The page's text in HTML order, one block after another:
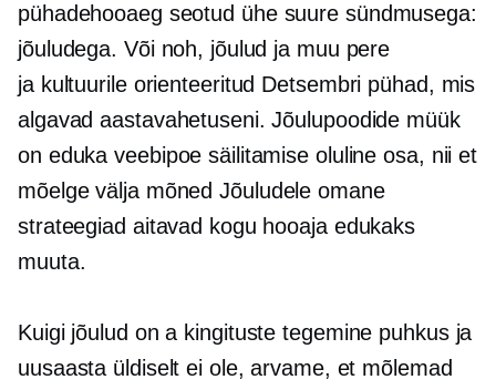
pühadehooaeg seotud ühe suure sündmusega:
jõuludega. Või noh, jõulud ja muu pere
ja kultuurile orienteeritud Detsembri pühad, mis
algavad aastavahetuseni. Jõulupoodide müük
on eduka veebipoe säilitamise oluline osa, nii et
mõelge välja mõnedJõuludele omane
strateegiad aitavad kogu hooaja edukaks
muuta.
Kuigi jõulud on a kingituste tegemine puhkus ja
uusaasta üldiselt ei ole, arvame, et mõlemad